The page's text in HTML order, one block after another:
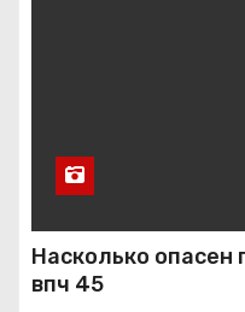
Насколько
впч 45